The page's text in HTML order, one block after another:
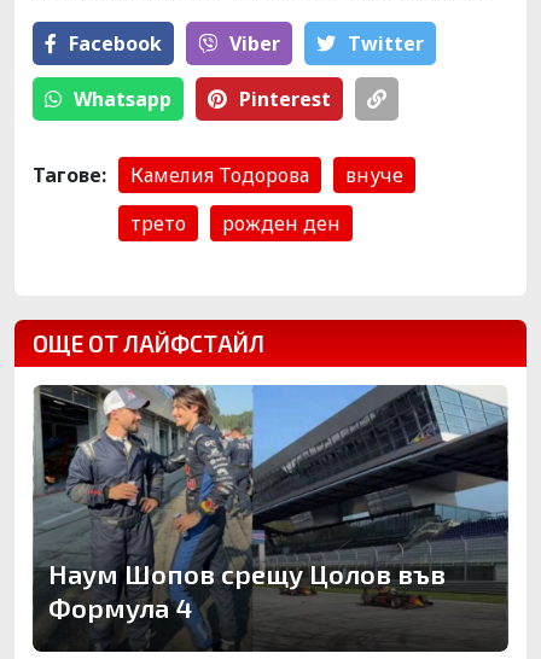
Facebook Viber Тwitter
Whatsapp Pinterest
Тагове: Камелия Тодорова
внуче
трето
рожден ден
ОЩЕ ОТ ЛАЙФСТАЙЛ
Наум Шопов срещу Цолов във
Формула 4